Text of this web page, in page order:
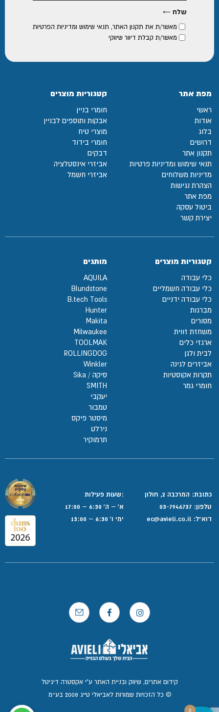
מאשר/ת את תקנון האתר, תנאי שימוש ומדיניות הפרטיות
מאשר/ת קבלת דיוור שיווקי
מפת אתר
ראשי
אודות
בלוג
דרושים
תקנון אתר
תנאי שימוש ומדיניות פרטיות
מדיניות משלוחים
הצהרת נגישות
מפת אתר
ביטול עסקה
יצירת קשר
קטגוריות מוצרים
חומרי בניין
אבקות ותוספים לבניין
מוצרי טיח
חומרי בידוד
דבקים
אביזרי אינסטלציה
אביזרי חשמל
קטגוריות מוצרים
כלי עבודה
כלי עבודה חשמליים
כלי עבודה ידניים
מברגות
מסורים
משחזת זווית
ארגזי כלים
לבית ולגן
אביזרים לגינה
תקרות אקוסטיות
חומרי גמר
מותגים
AQUILA
Blundstone
B.tech Tools
Hunter
Makita
Milwaukee
TOOLMAK
ROLLINGDOG
Winkler
סיקה / Sika
SMITH
יעקבי
טמבור
מיסטר פיקס
נירלט
תרמוקיר
כתובת: המרכבה 2, חולון
טלפון: 03-7946737
דוא”ל:
:שעות פעילות
א' – ה' 6:30 – 17:00
ימי ו' 6:30 – 13:00
© כל הזכויות שמורות לאביאלי טייג 2008 בע״מ
קידום אתרים, שיווק ובניית האתר ע"י אקסטרה דיגיטל
0